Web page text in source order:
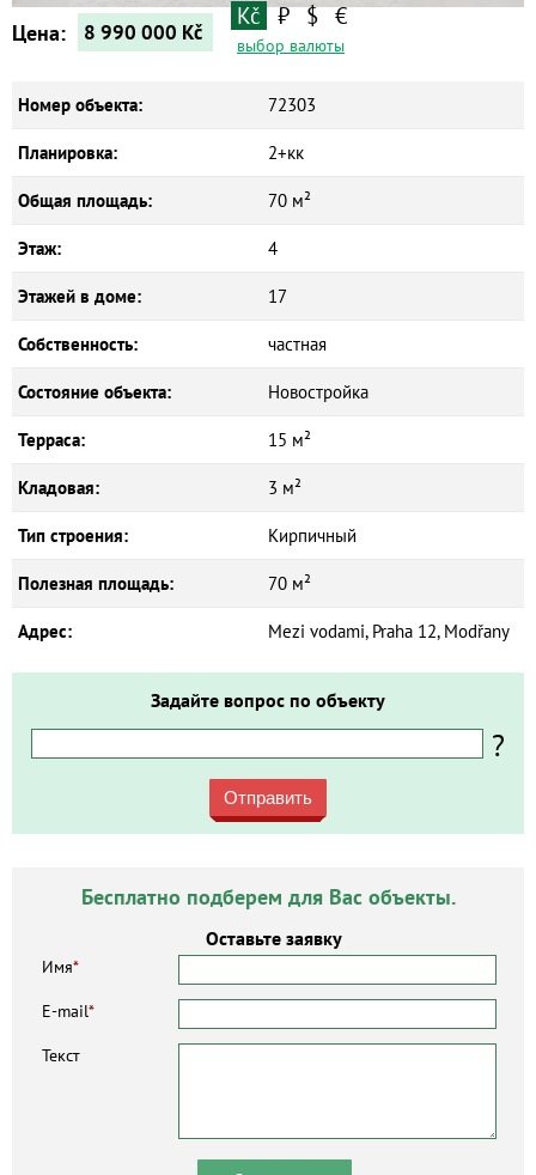
Цена: 8 990 000 Kč
Kč ₽ $ €
выбор валюты
Номер объекта: 72303
Планировка: 2+кк
Общая площадь: 70 м²
Этаж: 4
Этажей в доме: 17
Собственность: частная
Состояние объекта: Новостройка
Терраса: 15 м²
Кладовая: 3 м²
Тип строения: Кирпичный
Полезная площадь: 70 м²
Адрес: Mezi vodami, Praha 12, Modřany
Задайте вопрос по объекту
?
Отправить
Бесплатно подберем для Вас объекты.
Оставьте заявку
Имя*
E-mail*
Текст